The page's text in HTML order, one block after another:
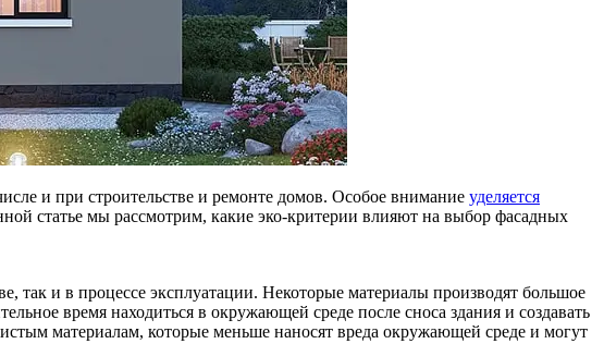
и при строительстве и ремонте домов. Особое внимание уделяется
статье мы рассмотрим, какие эко-критерии влияют на выбор фасадных
так и в процессе эксплуатации. Некоторые материалы производят большое
время находиться в окружающей среде после сноса здания и создавать
материалам, которые меньше наносят вреда окружающей среде и могут